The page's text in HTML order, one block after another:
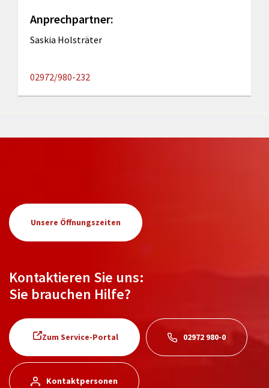
Anprechpartner:
Saskia Holsträter
02972/980-232
Unsere Öffnungszeiten
Kontaktieren Sie uns:
Sie brauchen Hilfe?
Zum Service-Portal 02972 980-0
Kontaktpersonen